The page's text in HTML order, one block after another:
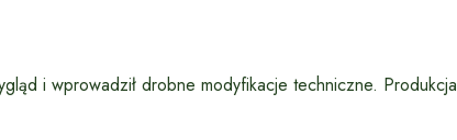
i wprowadził drobne modyfikacje techniczne. Produkcja